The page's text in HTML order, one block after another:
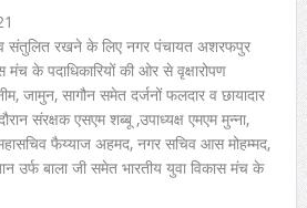
व संतुलित रखने के लिए नगर पंचायत अशरफपुर
मंच के पदाधिकारियों की ओर से वृक्षारोपण
जामुन, सागौन समेत दर्जनों फलदार व छायादार
संरक्षक एसएम शब्बू ,उपाध्यक्ष एमएम मुन्ना,
फैय्याज अहमद, नगर सचिव आस मोहम्मद,
उर्फ बाला जी समेत भारतीय युवा विकास मंच के